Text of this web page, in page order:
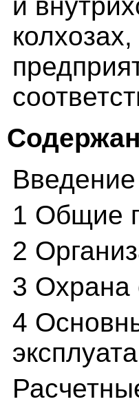
и
Введение
1 Общие
2
3 Охрана
4